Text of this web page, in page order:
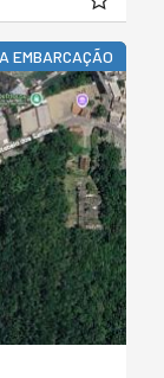
EMBARCAÇÃO